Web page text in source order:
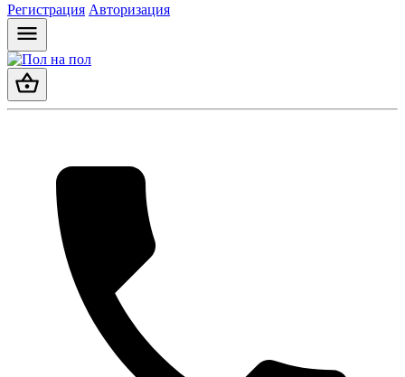
Регистрация Авторизация